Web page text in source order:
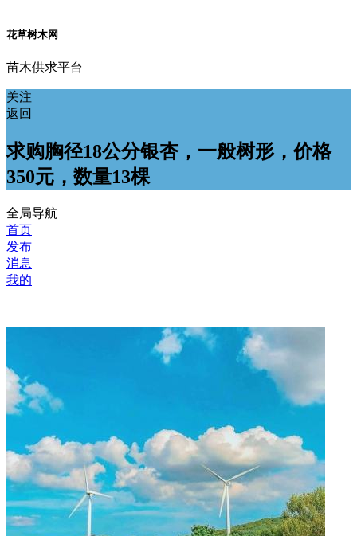
花草树木网
苗木供求平台
关注
返回
求购胸径18公分银杏，一般树形，价格
350元，数量13棵
全局导航
首页
发布
消息
我的